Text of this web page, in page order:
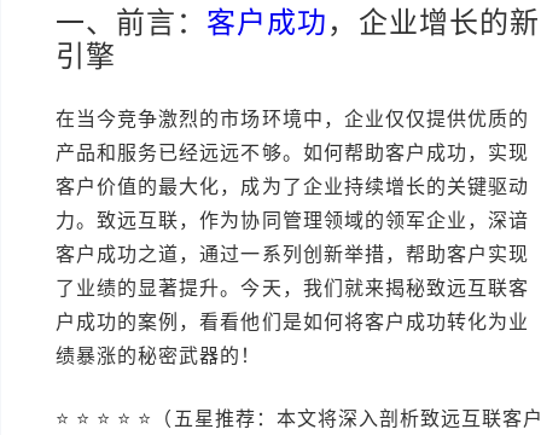
一、前言： 客户成功，企业增长的新
引擎
在当今竞争激烈的市场环境中，企业仅仅提供优质的
产品和服务已经远远不够。如何帮助客户成功，实现
客户价值的最大化，成为了企业持续增长的关键驱动
力。致远互联，作为协同管理领域的领军企业，深谙
客户成功之道，通过一系列创新举措，帮助客户实现
了业绩的显著提升。今天，我们就来揭秘致远互联客
户成功的案例，看看他们是如何将客户成功转化为业
绩暴涨的秘密武器的！
⭐ ⭐ ⭐ ⭐ ⭐（五星推荐：本文将深入剖析致远互联客